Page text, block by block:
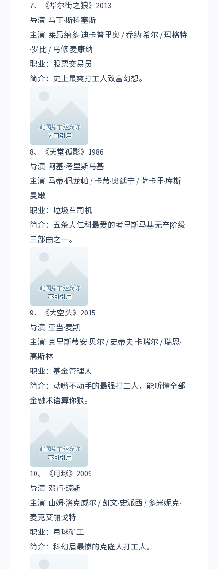
7、《华尔街之狼》2013
导演: 马丁·斯科塞斯
主演: 莱昂纳多·迪卡普里奥 / 乔纳·希尔 / 玛格特
·罗比 / 马修·麦康纳
职业：股票交易员
简介：史上最爽打工人致富幻想。
8、《天堂孤影》1986
导演: 阿基·考里斯马基
主演: 马蒂·佩龙帕 / 卡蒂·奥廷宁 / 萨卡里·库斯
曼嫩
职业：垃圾车司机
简介：五条人仁科最爱的考里斯马基无产阶级
三部曲之一。
9、《大空头》2015
导演: 亚当·麦凯
主演: 克里斯蒂安·贝尔 / 史蒂夫·卡瑞尔 / 瑞恩·
高斯林
职业：基金管理人
简介：动嘴不动手的最强打工人，能听懂全部
金融术语算你狠。
10、《月球》2009
导演: 邓肯·琼斯
主演: 山姆·洛克威尔 / 凯文·史派西 / 多米妮克·
麦克艾丽戈特
职业：月球矿工
简介：科幻届最惨的克隆人打工人。